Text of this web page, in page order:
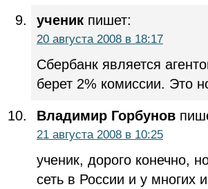
ученик пишет:
20 августа 2008 в 18:17
Сбербанк является
берет 2% комиссии. Это
Владимир Горбунов
21 августа 2008 в 10:25
ученик, дорого конечно,
сеть в России и у многих